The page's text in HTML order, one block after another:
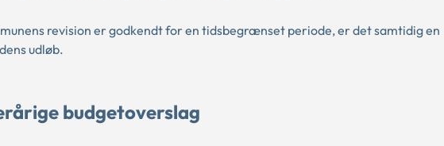
revision er godkendt for en tidsbegrænset periode, er det samtidig en
udløb.
budgetoverslag